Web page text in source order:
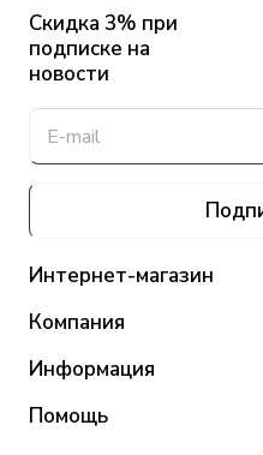
Скидка 3% при
подписке на
новости
Интернет-магазин
Компания
Информация
Помощь